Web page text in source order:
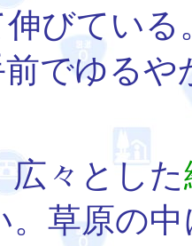
びてい
でゆるや
々とした
。草原の